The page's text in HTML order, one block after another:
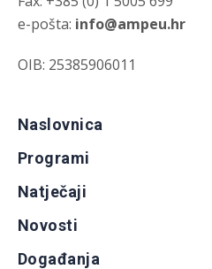
e-pošta: info@ampeu.hr
OIB: 25385906011
Naslovnica
Programi
Natječaji
Novosti
Događanja